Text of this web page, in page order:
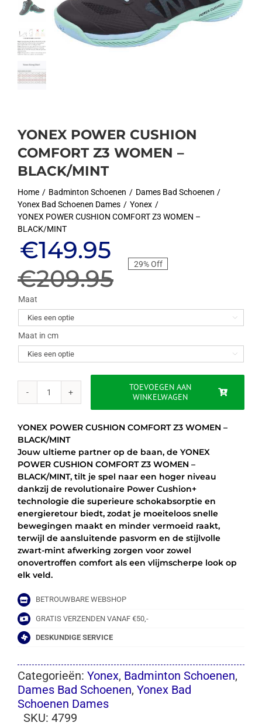
YONEX POWER CUSHION
COMFORT Z3 WOMEN –
BLACK/MINT
Home Badminton Schoenen
Dames Bad Schoenen
Yonex Bad Schoenen Dames
Yonex
YONEX POWER CUSHION COMFORT Z3 WOMEN –
BLACK/MINT
€209.95
Oorspronkelijke
prijs
was:
€209.95.
€149.95
Huidige
prijs
is:
€149.95.
29% Off
Maat

Maat in cm

YONEX
COMFORT
Z3
-
BLACK/MINT
aantal
TOEVOEGEN AAN
WINKELWAGEN
YONEX POWER CUSHION COMFORT Z3 WOMEN –
BLACK/MINT
Jouw ultieme partner op de baan, de YONEX
POWER CUSHION COMFORT Z3 WOMEN –
BLACK/MINT, tilt je spel naar een hoger niveau
dankzij de revolutionaire Power Cushion+
technologie die superieure schokabsorptie en
energieretour biedt, zodat je moeiteloos snelle
bewegingen maakt en minder vermoeid raakt,
terwijl de aansluitende pasvorm en de stijlvolle
zwart-mint afwerking zorgen voor zowel
onovertroffen comfort als een vlijmscherpe look op
elk veld.
BETROUWBARE WEBSHOP
GRATIS VERZENDEN VANAF €50,-
DESKUNDIGE SERVICE
Categorieën: Yonex, Badminton Schoenen,
Dames Bad Schoenen, Yonex Bad
Schoenen Dames
SKU: 4799